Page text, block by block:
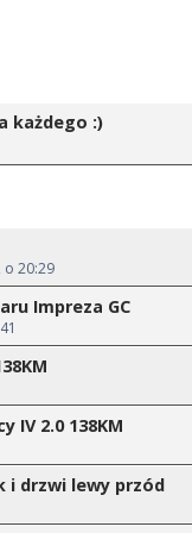
każdego :)
o 20:29
Impreza GC
IV 2.0 138KM
i drzwi lewy przód